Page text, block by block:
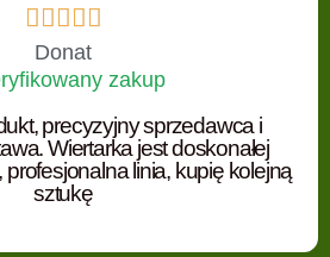

Donat
zakup
precyzyjny sprzedawca i
Wiertarka jest doskonałej
linia, kupię kolejną
sztukę